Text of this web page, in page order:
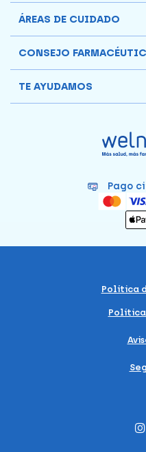
Pago
ÁREAS DE CUIDADO
CONSEJO
TE AYUDAMOS
Política
Política